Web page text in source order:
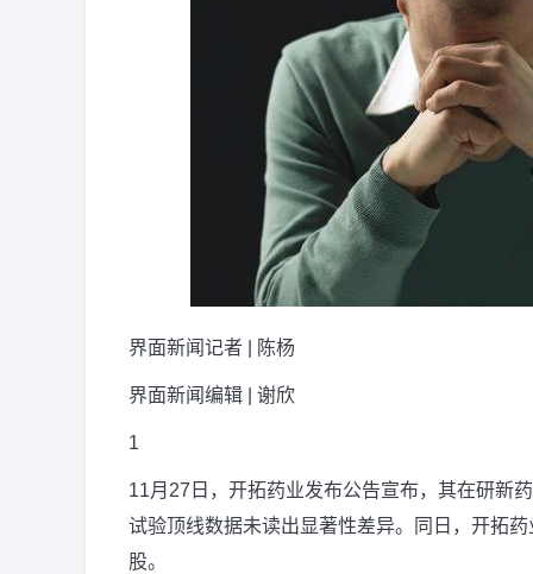
界面新闻记者 | 陈杨
界面新闻编辑 | 谢欣
1
11月27日，开拓药业发布公告宣布，其在研新
试验顶线数据未读出显著性差异。同日，开拓
股。